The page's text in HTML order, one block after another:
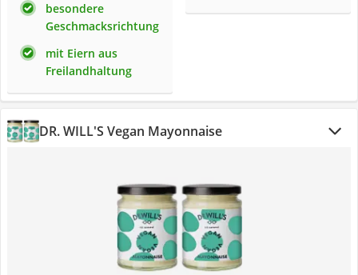
besondere
Geschmacksrichtung
mit Eiern aus
Freilandhaltung
DR. WILL'S Vegan Mayonnaise